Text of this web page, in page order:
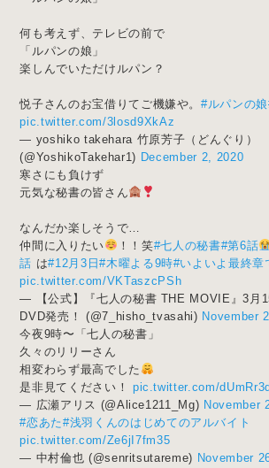
何も考えず、テレビの前で
「ルパンの娘」
楽しんでいただけルパン？
悦子さんのお宝借りてご機嫌や。#ルパンの娘
pic.twitter.com/3losd9XkAz
— yoshiko takehara 竹原芳子（どんぐり）
(@YoshikoTakehar1) December 2, 2020
寒さにも負けず
元気な秘書の皆さん
なんだか楽しそうで…
仲間に入りたい
！！笑#七人の秘書#第6話
話 は#12月3日#木曜よる9時#いよいよ最終章
pic.twitter.com/VKTaszcPSh
— 【公式】『七人の秘書 THE MOVIE』3
DVD発売！ (@7_hisho_tvasahi) November
今夜9時〜「七人の秘書」
久々のリリーさん
相変わらず最高でした
是非見てください！ pic.twitter.com/
— 広瀬アリス (@Alice1211_Mg) November
#恋あた#浅羽くんのはじめてのアルバイト
pic.twitter.com/Ze6jI7fm35
— 中村倫也 (@senritsutareme) November